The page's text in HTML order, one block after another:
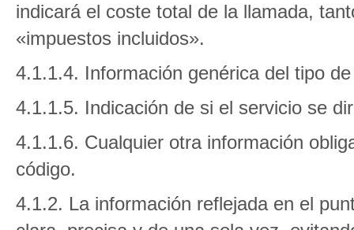
indicará el coste total de la llamada,
«impuestos incluidos».
4.1.1.4. Información genérica del tipo
4.1.1.5. Indicación de si el servicio se
4.1.1.6. Cualquier otra información
código.
4.1.2. La información reflejada en el